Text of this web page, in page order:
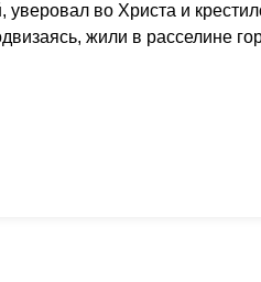
, уверовал во Христа и
жили в расселине